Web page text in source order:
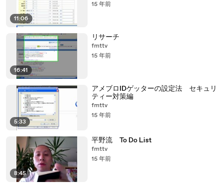
11:06
15 年前
16:41
リサーチ
fmttv
15 年前
5:33
アメブロIDゲッターの設定法 セキュリ
ティー対策編
fmttv
15 年前
8:45
平野流 To Do List
fmttv
15 年前